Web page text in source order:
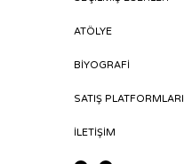
ATÖLYE
BİYOGRAFİ
SATIŞ PLATFORMLARI
İLETİŞİM